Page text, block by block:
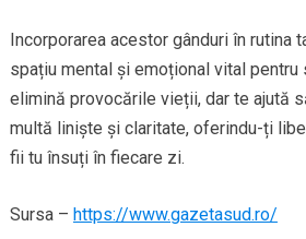
Incorporarea acestor gânduri în rutina
spațiu mental și emoțional vital pentru
elimină provocările vieții, dar te ajută
multă liniște și claritate, oferindu-ți
fii tu însuți în fiecare zi.
Sursa – https://www.gazetasud.ro/